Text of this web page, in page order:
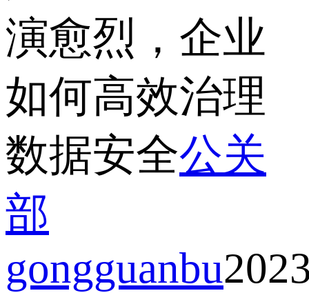
演愈烈，企业
如何高效治理
数据安全公关
部
gongguanbu